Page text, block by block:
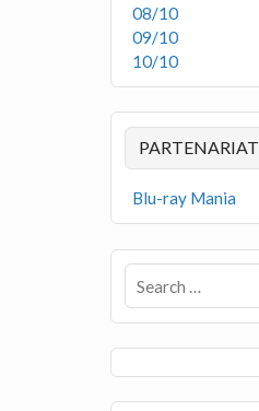
08/10
09/10
10/10
PARTENARIAT
Blu-ray Mania